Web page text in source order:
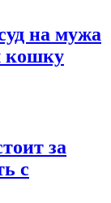
на мужа
кошку
за
с